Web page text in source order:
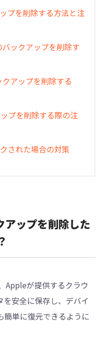
プを削除する方法と注
ックアップを削除す
アップを削除する
プを削除する際の注
された場合の対策
ップを削除した
Appleが提供するクラウ
を安全に保存し、デバイ
簡単に復元できるように